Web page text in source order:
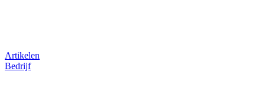
Artikelen
Bedrijf